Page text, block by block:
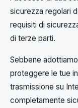
sicurezza regolari
requisiti di
di terze parti.
Sebbene
proteggere le tue
trasmissione su
completamente